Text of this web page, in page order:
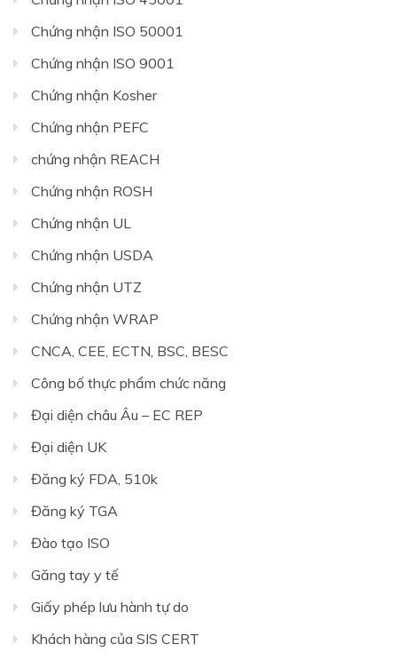
Chứng nhận ISO 50001
Chứng nhận ISO 9001
Chứng nhận Kosher
Chứng nhận PEFC
chứng nhận REACH
Chứng nhận ROSH
Chứng nhận UL
Chứng nhận USDA
Chứng nhận UTZ
Chứng nhận WRAP
CNCA, CEE, ECTN, BSC, BESC
Công bố thực phẩm chức năng
Đại diện châu Âu – EC REP
Đại diện UK
Đăng ký FDA, 510k
Đăng ký TGA
Đào tạo ISO
Găng tay y tế
Giấy phép lưu hành tự do
Khách hàng của SIS CERT